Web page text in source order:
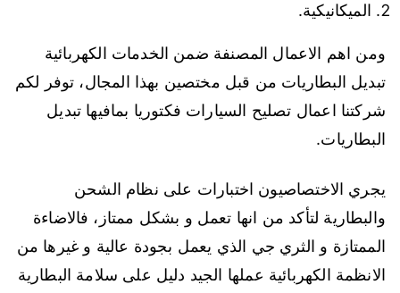
الميكانيكية.
ومن اهم الاعمال المصنفة ضمن الخدمات الكهربائية
تبديل البطاريات من قبل مختصين بهذا المجال، توفر لكم
شركتنا اعمال تصليح السيارات فكتوريا بمافيها تبديل
البطاريات.
يجري الاختصاصيون اختبارات على نظام الشحن
والبطارية لتأكد من انها تعمل و بشكل ممتاز، فالاضاءة
الممتازة و الثري جي الذي يعمل بجودة عالية و غيرها من
الانظمة الكهربائية عملها الجيد دليل على سلامة البطارية